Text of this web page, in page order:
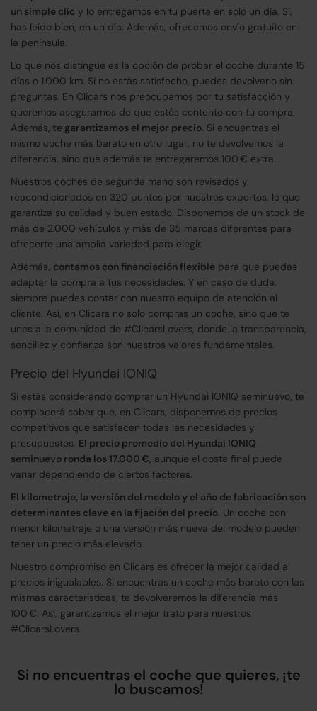
un simple clic y lo entregamos en tu puerta en solo un día. Sí,
has leído bien, en un día. Además, ofrecemos envío gratuito en
la península.
Lo que nos distingue es la opción de probar el coche durante 15
días o 1.000 km. Si no estás satisfecho, puedes devolverlo sin
preguntas. En Clicars nos preocupamos por tu satisfacción y
queremos asegurarnos de que estés contento con tu compra.
Además, te garantizamos el mejor precio. Si encuentras el
mismo coche más barato en otro lugar, no te devolvemos la
diferencia, sino que además te entregaremos 100 € extra.
Nuestros coches de segunda mano son revisados y
reacondicionados en 320 puntos por nuestros expertos, lo que
garantiza su calidad y buen estado. Disponemos de un stock de
más de 2.000 vehículos y más de 35 marcas diferentes para
ofrecerte una amplia variedad para elegir.
Además, contamos con financiación flexible para que puedas
adaptar la compra a tus necesidades. Y en caso de duda,
siempre puedes contar con nuestro equipo de atención al
cliente. Así, en Clicars no solo compras un coche, sino que te
unes a la comunidad de #ClicarsLovers, donde la transparencia,
sencillez y confianza son nuestros valores fundamentales.
Precio del Hyundai IONIQ
Si estás considerando comprar un Hyundai IONIQ seminuevo, te
complacerá saber que, en Clicars, disponemos de precios
competitivos que satisfacen todas las necesidades y
presupuestos. El precio promedio del Hyundai IONIQ
seminuevo ronda los 17.000 €, aunque el coste final puede
variar dependiendo de ciertos factores.
El kilometraje, la versión del modelo y el año de fabricación son
determinantes clave en la fijación del precio. Un coche con
menor kilometraje o una versión más nueva del modelo pueden
tener un precio más elevado.
Nuestro compromiso en Clicars es ofrecer la mejor calidad a
precios inigualables. Si encuentras un coche más barato con las
mismas características, te devolveremos la diferencia más
100 €. Así, garantizamos el mejor trato para nuestros
#ClicarsLovers.
Si no encuentras el coche que quieres, ¡te
lo buscamos!